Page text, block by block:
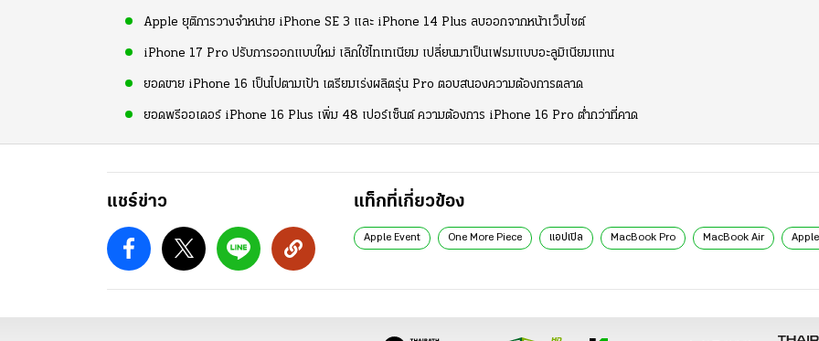
Apple ยุติการวางจำหน่าย iPhone SE 3 และ iPhone 14 Plus ลบออกจากหน้าเว็บไซต์
iPhone 17 Pro ปรับการออกแบบใหม่ เลิกใช้ไทเทเนียม เปลี่ยนมาเป็นเฟรมแบบอะลูมิเนียมแทน
ยอดขาย iPhone 16 เป็นไปตามเป้า เตรียมเร่งผลิตรุ่น Pro ตอบสนองความต้องการตลาด
ยอดพรีออเดอร์ iPhone 16 Plus เพิ่ม 48 เปอร์เซ็นต์ ความต้องการ iPhone 16 Pro ต่ำกว่าที่คาด
แชร์ข่าว แท็กที่เกี่ยวข้อง
Apple Event One More Piece แอปเปิล MacBook Pro MacBook Air